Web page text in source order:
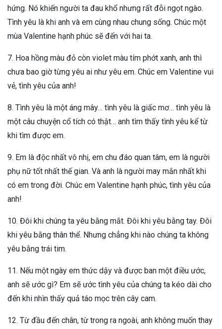
hứng. Nó khiến người ta đau khổ nhưng rất đỗi ngọt ngào.
Tình yêu là khi anh và em cùng nhau chung sống. Chúc một
mùa Valentine hạnh phúc sẽ đến với hai ta.
7. Hoa hồng màu đỏ còn violet màu tím phớt xanh, anh thì
chưa bao giờ từng yêu ai như yêu em. Chúc em Valentine vui
vẻ, tình yêu của anh!
8. Tình yêu là một áng mây… tình yêu là giấc mơ… tình yêu là
một câu chuyện cổ tích có thật… anh tìm thấy tình yêu kể từ
khi tìm được em.
9. Em là độc nhất vô nhị, em chu đáo quan tâm, em là người
phụ nữ tốt nhất thế gian. Và anh là người may mắn nhất khi
có em trong đời. Chúc em Valentine hạnh phúc, tình yêu của
anh!
10. Đôi khi chúng ta yêu bằng mắt. Đôi khi yêu bằng tay. Đôi
khi yêu bằng thân thể. Nhưng chẳng khi nào chúng ta không
yêu bằng trái tim.
11. Nếu một ngày em thức dậy và được ban một điều ước,
anh sẽ ước gì? Em sẽ ước tình yêu của chúng ta kéo dài cho
đến khi nhìn thấy quả táo mọc trên cây cam.
12. Từ đầu đến chân, từ trong ra ngoài, anh không muốn thay